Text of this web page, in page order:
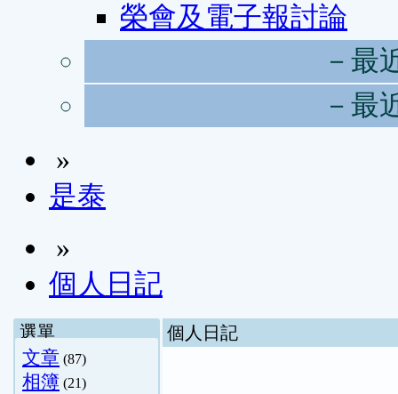
榮會及電子報討論
－最
－最
»
是泰
»
個人日記
選單
文章 (87)
相簿 (21)
個人日記